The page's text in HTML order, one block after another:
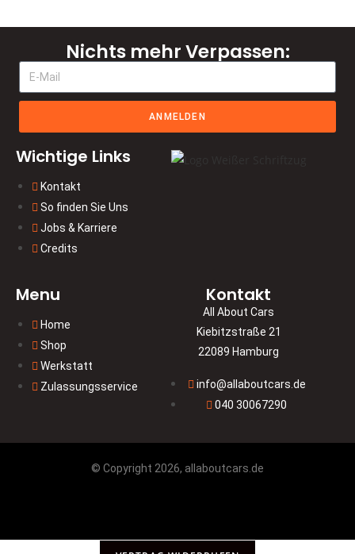
Nichts mehr Verpassen:
ANMELDEN
Wichtige Links
Kontakt
So finden Sie Uns
Jobs & Karriere
Credits
Menu
Home
Shop
Werkstatt
Zulassungsservice
Kontakt
All About Cars
Kiebitzstraße 21
22089 Hamburg
info@allaboutcars.de
040 30067290
© Copyright 2026, allaboutcars.de